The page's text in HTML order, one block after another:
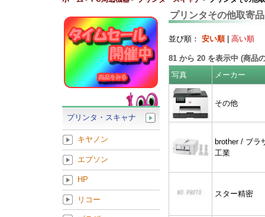
プリンタその他取寄品
並び順： 安い順| 高い順
81 から 20 を表示中 (商品
写真
メーカー
その他
brother / ブラ
工業
スター精密
プリンタ・スキャナ
キヤノン
エプソン
HP
リコー